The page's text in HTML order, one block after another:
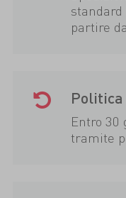
partire
Entro
tramite